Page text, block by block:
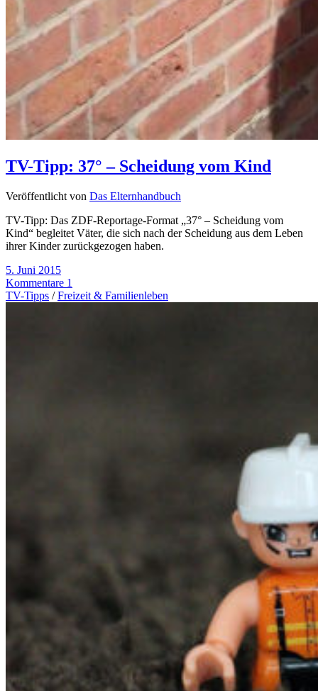
TV-Tipp: 37° – Scheidung vom Kind
Veröffentlicht von Das Elternhandbuch
TV-Tipp: Das ZDF-Reportage-Format „37° – Scheidung vom
Kind“ begleitet Väter, die sich nach der Scheidung aus dem Leben
ihrer Kinder zurückgezogen haben.
5. Juni 2015
Kommentare 1
TV-Tipps /Freizeit & Familienleben